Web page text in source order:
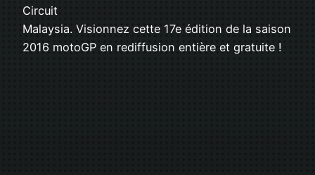
Circuit
Malaysia. Visionnez cette 17e édition de la saison
2016 motoGP en rediffusion entière et gratuite !